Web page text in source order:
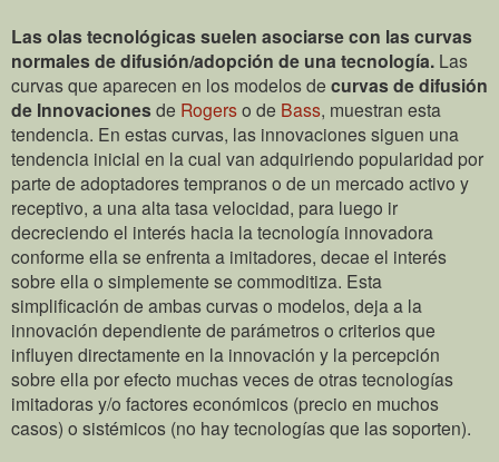
Las olas tecnológicas suelen asociarse con las curvas
normales de difusión/adopción de una tecnología. Las
curvas que aparecen en los modelos de curvas de difusión
de Innovacionesde Rogerso de Bass, muestran esta
tendencia. En estas curvas, las innovaciones siguen una
tendencia inicial en la cual van adquiriendo popularidad por
parte de adoptadores tempranos o de un mercado activo y
receptivo, a una alta tasa velocidad, para luego ir
decreciendo el interés hacia la tecnología innovadora
conforme ella se enfrenta a imitadores, decae el interés
sobre ella o simplemente se commoditiza. Esta
simplificación de ambas curvas o modelos, deja a la
innovación dependiente de parámetros o criterios que
influyen directamente en la innovación y la percepción
sobre ella por efecto muchas veces de otras tecnologías
imitadoras y/o factores económicos (precio en muchos
casos) o sistémicos (no hay tecnologías que las soporten).